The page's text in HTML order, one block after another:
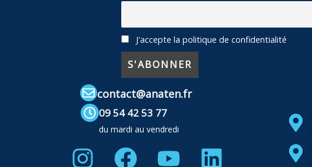
J'accepte la politique de confidentialité
contact@anaten.fr
09 54 42 53 77
du mardi au vendredi
Instagram
Facebook
YoutubeLinkedin